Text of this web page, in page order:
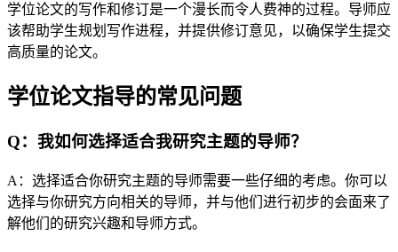
学位论文的写作和修订是一个漫长而令人费神的过程。导师应
该帮助学生规划写作进程，并提供修订意见，以确保学生提交
高质量的论文。
学位论文指导的常见问题
Q：我如何选择适合我研究主题的导师？
A：选择适合你研究主题的导师需要一些仔细的考虑。你可以
选择与你研究方向相关的导师，并与他们进行初步的会面来了
解他们的研究兴趣和导师方式。